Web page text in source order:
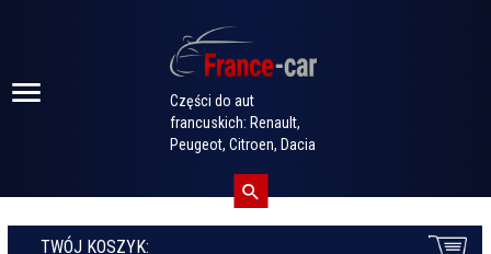
Części do aut
francuskich: Renault,
Peugeot, Citroen, Dacia
TWÓJ KOSZYK: